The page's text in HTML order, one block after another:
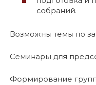
собраний.
Возможны темы по
Семинары для
Формирование